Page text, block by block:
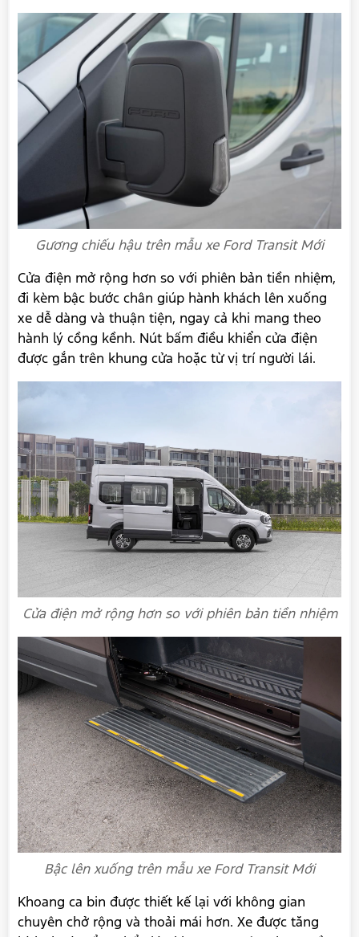
Gương chiếu hậu trên mẫu xe Ford Transit Mới
Cửa điện mở rộng hơn so với phiên bản tiền nhiệm,
đi kèm bậc bước chân giúp hành khách lên xuống
xe dễ dàng và thuận tiện, ngay cả khi mang theo
hành lý cồng kềnh. Nút bấm điều khiển cửa điện
được gắn trên khung cửa hoặc từ vị trí người lái.
Cửa điện mở rộng hơn so với phiên bản tiền nhiệm
Bậc lên xuống trên mẫu xe Ford Transit Mới
Khoang ca bin được thiết kế lại với không gian
chuyên chở rộng và thoải mái hơn. Xe được tăng
NHẬN BÁO GIÁ ƯU ĐÃI TRONG THÁNG
Chào Anh/Chị. Để nhận được "BÁO GIÁ ĐẶC BIỆT" từ Hà Thành Ford, Anh/Chị
hãy điền thông tin vào form báo giá dưới đây. Xin cám ơn!
Họ tên
Điện thoại*
Chọn dòng xe quan tâm